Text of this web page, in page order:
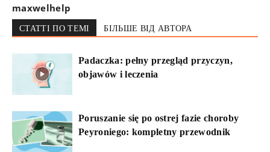
maxwelhelp
СТАТТІ ПО ТЕМІ БІЛЬШЕ ВІД АВТОРА
Padaczka: pełny przegląd przyczyn,
objawów i leczenia
Poruszanie się po ostrej fazie choroby
Peyroniego: kompletny przewodnik